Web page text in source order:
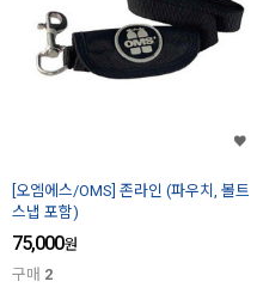
[오엠에스/OMS] 존라인 (파우치, 볼트
스냅 포함)
75,000원
구매 2